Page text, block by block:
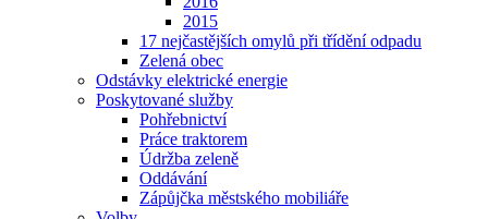
2015
17 nejčastějších omylů při třídění odpadu
Zelená obec
Odstávky elektrické energie
Poskytované služby
Pohřebnictví
Práce traktorem
Údržba zeleně
Oddávání
Zápůjčka městského mobiliáře